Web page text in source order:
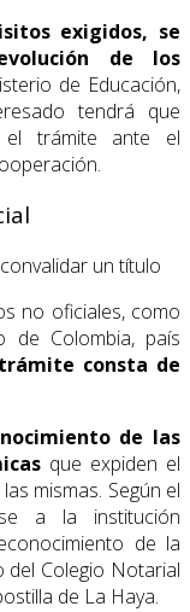
exigidos, se
de los
de Educación,
tendrá que
el trámite ante el
no oficiales, como
de Colombia, país
consta de
de las
que expiden el
mismas. Según el
a la institución
de la
Colegio Notarial
de La Haya.